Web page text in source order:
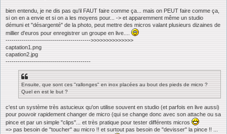
bien entendu, je ne dis pas qu'il FAUT faire comme ça... mais on PEUT faire comme ça,
si on en a envie et si on a les moyens pour... -> et apparemment même un studio
démuni et "désargenté" de la photo, peut mettre des micros valant plusieurs dizaines de
millier d'euros pour enregistrer un groupe en live....
------------------------------------------>>>>>>>>>>>>>>
captation1.png
capation2.jpg
------------------------------------------
Ensuite, que sont ces "rallonges" en inox placées au bout des pieds de micro ?
Quel en est le but ?
c'est un système très astucieux qu'on utilise souvent en studio (et parfois en live aussi)
pour pouvoir rapidement changer de micro (qui se change donc avec son attache ou sa
pince et par un simple "clips"... et très pratique pour tester différents micros
=> pas besoin de "toucher" au micro !! et surtout pas besoin de "devisser" la pince !! ...